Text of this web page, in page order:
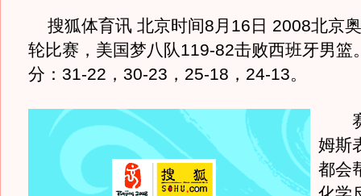
搜狐体育讯 北京时间8月16日 2008北京
轮比赛，美国梦八队119-82击败西班牙男篮
分：31-22，30-23，25-18，24-13。
赛
姆斯
都会